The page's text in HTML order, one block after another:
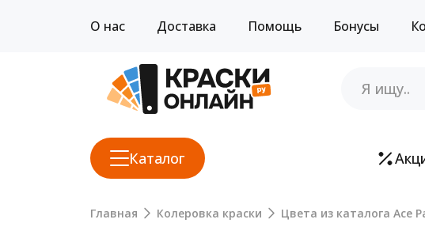
О нас Доставка Помощь Бонусы
Каталог
Главная Колеровка краски Цвета из каталога Ace